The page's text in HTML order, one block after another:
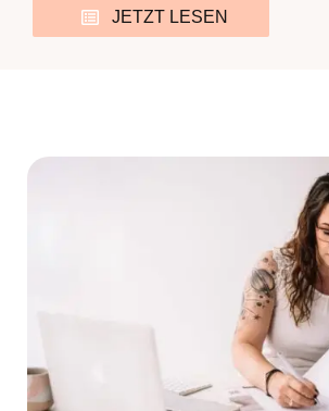
JETZT LESEN